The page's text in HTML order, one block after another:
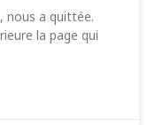
nous a quittée.
la page qui